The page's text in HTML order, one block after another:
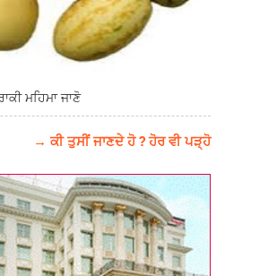
ਮਹਿਮਾ ਜਾਣੋ
→ ਕੀ ਤੁਸੀਂ ਜਾਣਦੇ ਹੋ ? ਹੋਰ ਵੀ ਪੜ੍ਹੋ